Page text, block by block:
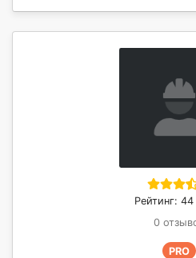
Рейтинг:
0
PRO